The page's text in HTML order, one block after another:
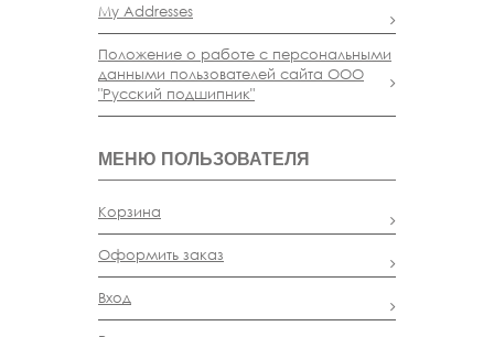
My Addresses
Положение о работе с персональными
данными пользователей сайта ООО
"Русский подшипник"
МЕНЮ ПОЛЬЗОВАТЕЛЯ
Корзина
Оформить заказ
Вход